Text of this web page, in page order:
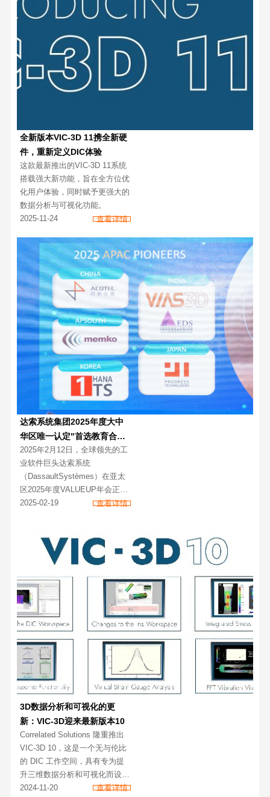
全新版本VIC-3D 11携全新硬
件，重新定义DIC体验
这款最新推出的VIC-3D 11系统
搭载强大新功能，旨在全方位优
化用户体验，同时赋予更强大的
数据分析与可视化功能。
2025-11-24
查看详情
达索系统集团2025年度大中
华区唯一认定"首选教育合作
伙伴"——ACQTEC研索仪器
2025年2月12日，全球领先的工
业软件巨头达索系统
（DassaultSystèmes）在亚太
区2025年度VALUEUP年会正式
揭晓了其备受瞩目的年度合作伙
（ACQTEC）凭借深厚的教育
科研行业服
2025-02-19 查看详情
3D数据分析和可视化的更
新：VIC-3D迎来最新版本10
Correlated Solutions 隆重推出
VIC-3D 10，这是一个无与伦比
的 DIC 工作空间，具有专为提
升三维数据分析和可视化而设计
的功能。
2024-11-20 查看详情